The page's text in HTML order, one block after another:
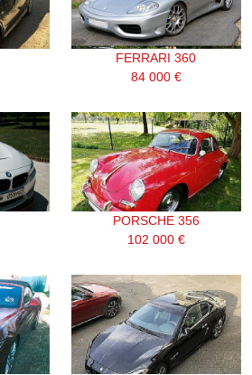
FERRARI 360
84 000 €
PORSCHE 356
102 000 €